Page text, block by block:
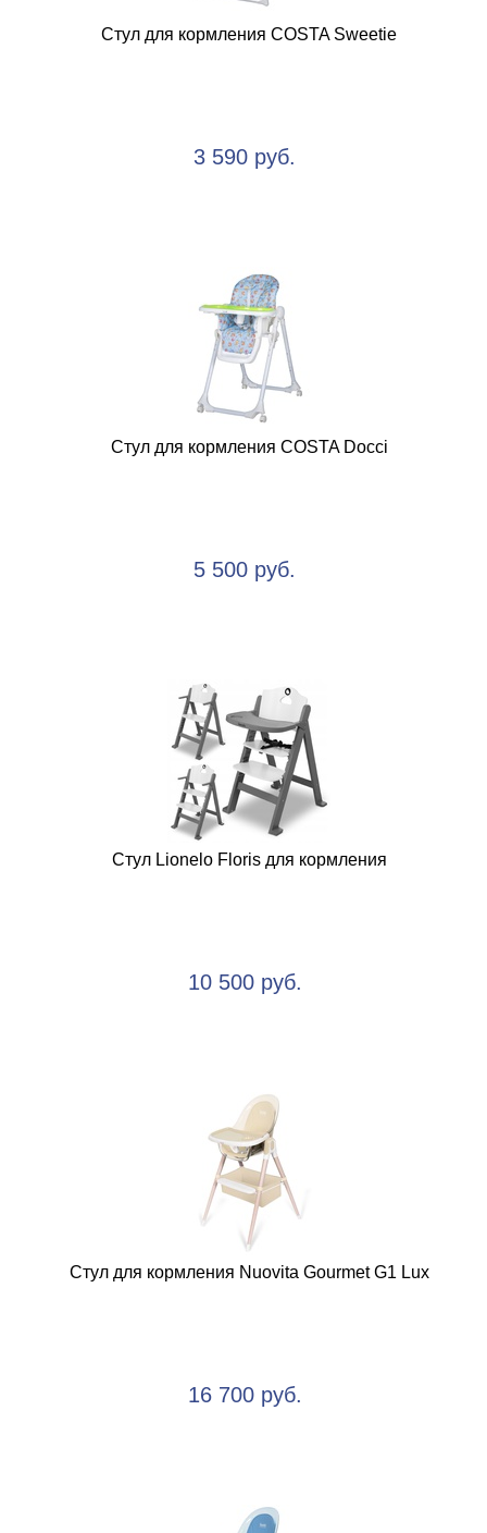
Стул для кормления COSTA Sweetie
3 590 руб.
Стул для кормления COSTA Docci
5 500 руб.
Стул Lionelo Floris для кормления
10 500 руб.
Стул для кормления Nuovita Gourmet G1 Lux
16 700 руб.